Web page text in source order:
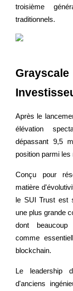
Produits
Futures USDC
Futures
Copie de
troisième
traditionnels.
Après le
élévation
dépassant 9,5
position parmi
Conçu pour
matière
le SUI Trust est
une plus grande
dont beaucoup
comme
blockchain.
Le leadership
d'anciens